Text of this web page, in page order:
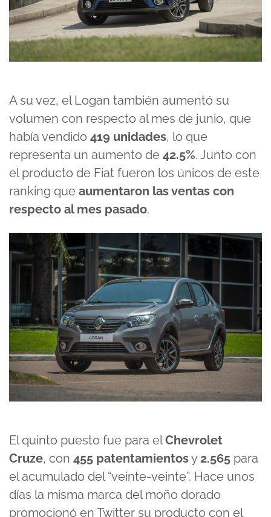
A su vez, el Logan también aumentó su
volumen con respecto al mes de junio, que
había vendido 419 unidades, lo que
representa un aumento de 42.5%. Junto con
el producto de Fiat fueron los únicos de este
ranking que aumentaron las ventas con
respecto al mes pasado.
El quinto puesto fue para elChevrolet
Cruze, con 455 patentamientosy2.565 para
el acumulado del “veinte-veinte”. Hace unos
días la misma marca del moño dorado
promocionó en Twitter su producto con el